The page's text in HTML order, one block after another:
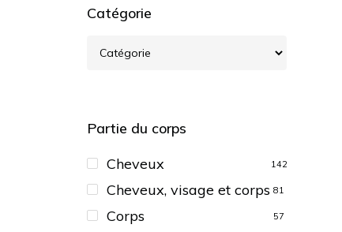
Catégorie
Partie du corps
Cheveux
142
Cheveux, visage et corps 81
Corps 57